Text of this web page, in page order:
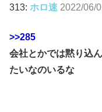
313: ホロ速 2022/06/
>>285
会社とかでは黙り込
たいなのいるな